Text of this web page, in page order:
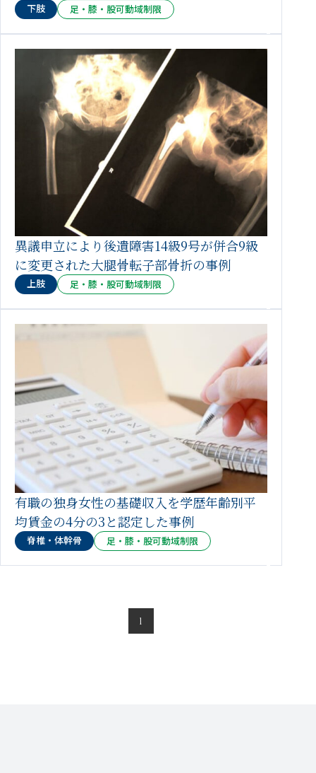
下肢 足・膝・股可動域制限
異議申立により後遺障害14級9号が併合9級
に変更された大腿骨転子部骨折の事例
上肢 足・膝・股可動域制限
有職の独身女性の基礎収入を学歴年齢別平
均賃金の4分の3と認定した事例
脊椎・体幹骨 足・膝・股可動域制限
1